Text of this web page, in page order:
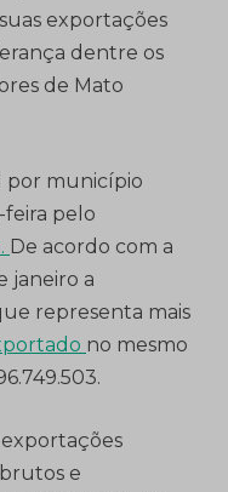
exportações
dentre os
de Mato
por município
pelo
De acordo com a
janeiro a
representa mais
no mesmo
exportações
e